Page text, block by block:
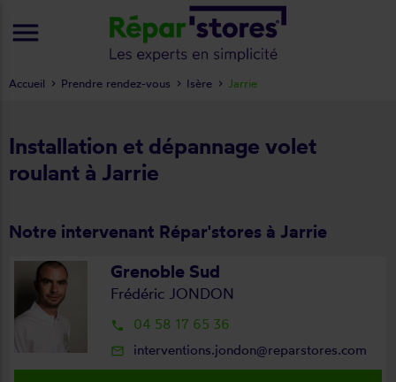
Installation et dépannage volet
roulant à Jarrie
Notre intervenant Répar'stores à Jarrie
Grenoble Sud
Frédéric JONDON
local_phone 04 58 17 65 36
mail_outline interventions.jondon@reparstores.com
Accueil Prendre rendez-vous Isère Jarrie
menu